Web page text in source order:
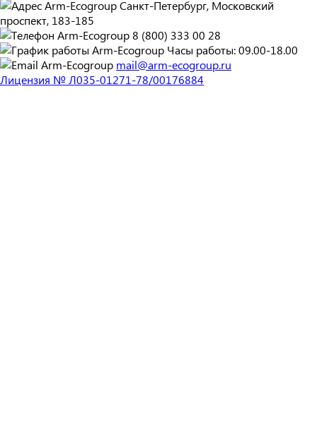
Санкт-Петербург, Московский
проспект, 183-185
8 (800) 333 00 28
Часы работы: 09.00-18.00
mail@arm-ecogroup.ru
Лицензия № Л035-01271-78/00176884